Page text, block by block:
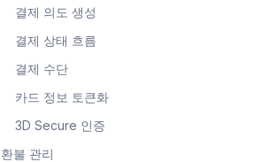
결제 의도 생성
결제 상태 흐름
결제 수단
카드 정보 토큰화
3D Secure 인증
환불 관리